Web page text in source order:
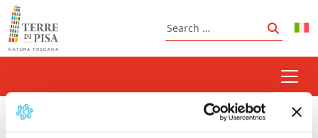
Skip to content
Search
Search
santa luce